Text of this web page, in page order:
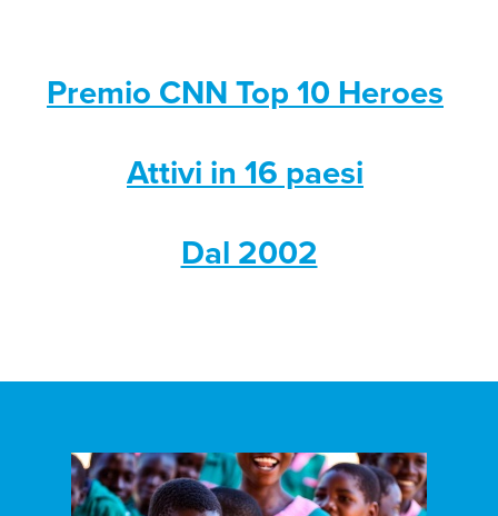
Premio CNN Top 10 Heroes
Attivi in 16 paesi
Dal 2002